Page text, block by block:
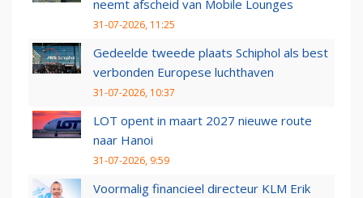
neemt afscheid van Mobile Lounges
31-07-2026, 11:25
Gedeelde tweede plaats Schiphol als best
verbonden Europese luchthaven
31-07-2026, 10:37
LOT opent in maart 2027 nieuwe route
naar Hanoi
31-07-2026, 9:59
Voormalig financieel directeur KLM Erik